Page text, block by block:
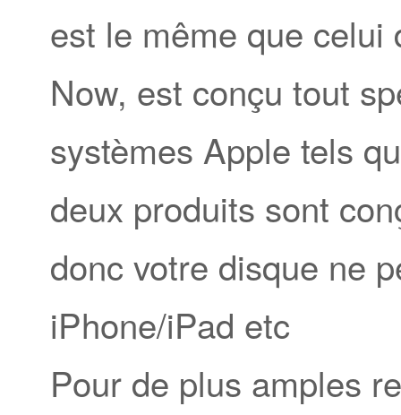
est le même que celui
Now, est conçu tout
systèmes Apple tels
deux produits sont
donc votre disque ne
iPhone/iPad etc
Pour de plus amples